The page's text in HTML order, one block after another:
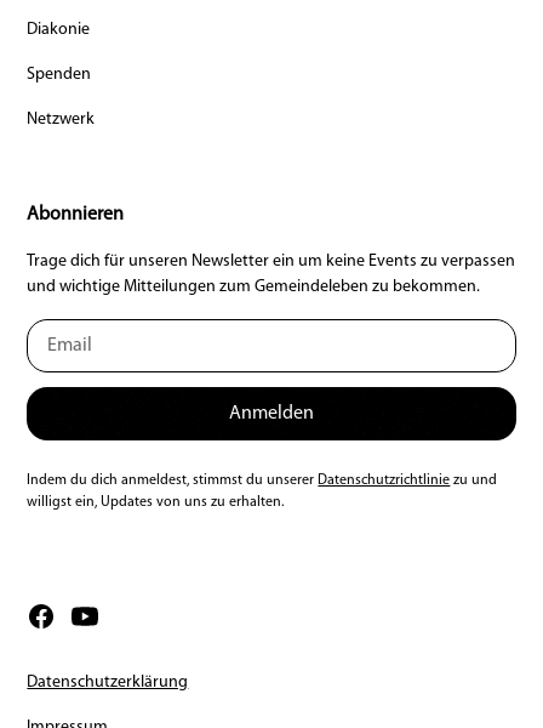
Diakonie
Spenden
Netzwerk
Abonnieren
Trage dich für unseren Newsletter ein um keine Events zu verpassen
und wichtige Mitteilungen zum Gemeindeleben zu bekommen.
Indem du dich anmeldest, stimmst du unserer Datenschutzrichtlinie zu und
willigst ein, Updates von uns zu erhalten.
Datenschutzerklärung